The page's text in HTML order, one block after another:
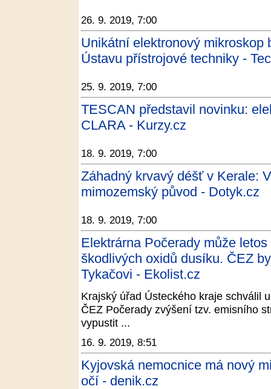
26. 9. 2019, 7:00
Unikátní elektronový mikroskop
Ústavu přístrojové techniky -
25. 9. 2019, 7:00
TESCAN představil novinku:
CLARA - Kurzy.cz
18. 9. 2019, 7:00
Záhadný krvavý déšť v Kerale:
mimozemský původ - Dotyk.cz
18. 9. 2019, 7:00
Elektrárna Počerady může
škodlivých oxidů dusíku. ČEZ
Tykačovi - Ekolist.cz
Krajský úřad Ústeckého kraje schválil
ČEZ Počerady zvýšení tzv. emisního
vypustit ...
16. 9. 2019, 8:51
Kyjovská nemocnice má nový
očí - denik.cz